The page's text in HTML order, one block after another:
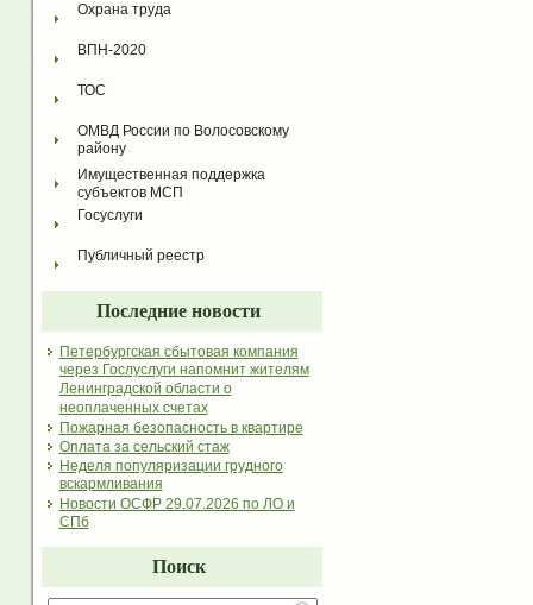
Охрана труда
ВПН-2020
ТОС
ОМВД России по Волосовскому
району
Имущественная поддержка
субъектов МСП
Госуслуги
Публичный реестр
Последние новости
Петербургская сбытовая компания
через Гослуслуги напомнит жителям
Ленинградской области о
неоплаченных счетах
Пожарная безопасность в квартире
Оплата за сельский стаж
Неделя популяризации грудного
вскармливания
Новости ОСФР 29.07.2026 по ЛО и
СПб
Поиск